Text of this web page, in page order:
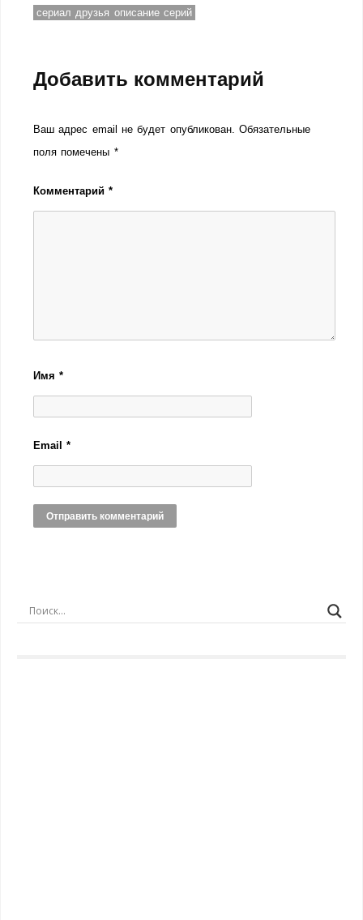
сериал друзья описание серий
Добавить комментарий
Ваш адрес email не будет опубликован. Обязательные
поля помечены *
Комментарий*
Имя*
Email*